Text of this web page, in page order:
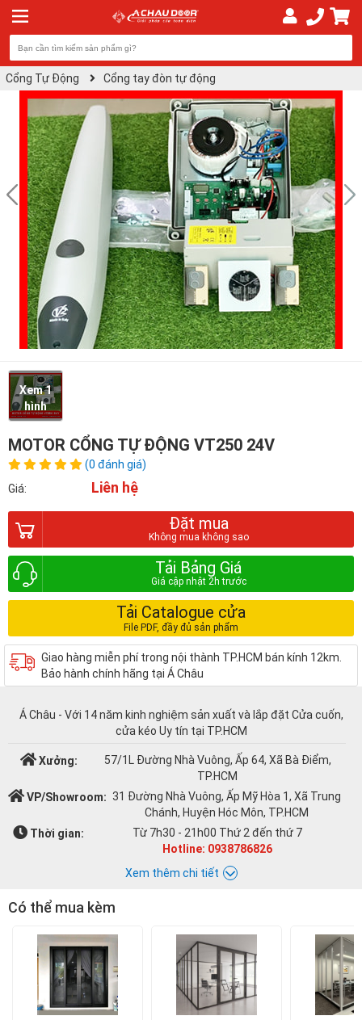
Cổng Tự Động Cổng tay đòn tự động
Xem 1
hình
MOTOR CỔNG TỰ ĐỘNG VT250 24V
(0 đánh giá)
Giá:
Liên hệ
Đặt mua
Tải Bảng Giá
Tải Catalogue cửa
Giao hàng miễn phí trong nội thành TP.HCM bán kính 12km.
Bảo hành chính hãng tại Á Châu
Á Châu - Với 14 năm kinh nghiệm sản xuất và lắp đặt Cửa cuốn,
cửa kéo Uy tín tại TP.HCM
Xưởng:
57/1L Đường Nhà Vuông, Ấp 64, Xã Bà Điểm,
TP.HCM
VP/Showroom: 31 Đường Nhà Vuông, Ấp Mỹ Hòa 1, Xã Trung
Chánh, Huyện Hóc Môn, TP.HCM
Thời gian:
Từ 7h30 - 21h00 Thứ 2 đến thứ 7
Hotline: 0938786826
Xem thêm chi tiết
Chat với Á CHÂU:
Á CHÂU
0938786826
Email:cuacuonachau@gmail.com
Có thể mua kèm